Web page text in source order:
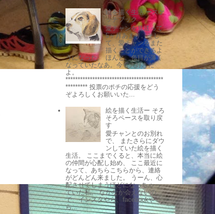
絵を描く生活 ースケ
ッチブック
愛チャンを見送って
5ヶ月あまり。そし
て、愛チャンをまた
描くことができるよ
うになった。 ほんと、色目が薄く
なっていたなあ。今も大好きだ
よ。
****************************************
********* 投票のポチの応援をどう
ぞよろしくお願いいた...
絵を描く生活ー そろ
そろペースを取り戻
す
愛チャンとのお別れ
で、 またさらにダウ
ンしていた絵を描く
生活。 ここまでくると、本当に絵
の仲間が心配し始め、 ここ最近に
なって、あちらこちらから、連絡
がどんどん来ました。 うーん、心
配させてしまうほどになっちゃっ
ていた私。 なかなか会えないの
で、インスタやら、facebookや
ら...